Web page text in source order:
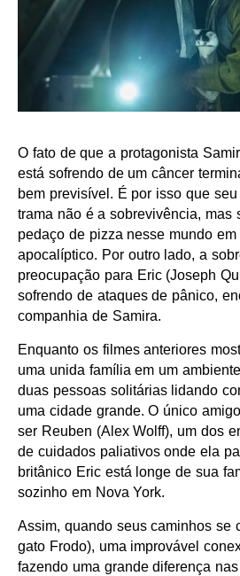
O fato de que a protagonista
está sofrendo de um câncer
bem previsível. É por isso que
trama não é a sobrevivência, mas
pedaço de pizza nesse mundo
apocalíptico. Por outro lado, a
preocupação para Eric (Joseph
sofrendo de ataques de pânico,
companhia de Samira.
Enquanto os filmes anteriores
uma unida família em um
duas pessoas solitárias lidando
uma cidade grande. O único
ser Reuben (Alex Wolff), um dos
de cuidados paliativos onde ela
britânico Eric está longe de sua
sozinho em Nova York.
Assim, quando seus caminhos se
gato Frodo), uma improvável
fazendo uma grande diferença